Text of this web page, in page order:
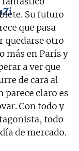
Su futuro
que pasa
quedarse otro
más en París y
a ver que
de cara al
parece claro es
Con todo y
todo
de mercado.